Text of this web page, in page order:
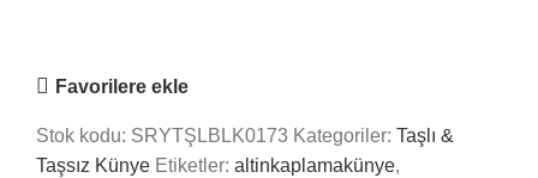
Favorilere ekle
Stok kodu: SRYTŞLBLK0173 Kategoriler: Taşlı &
Taşsız Künye Etiketler: altinkaplamakünye,